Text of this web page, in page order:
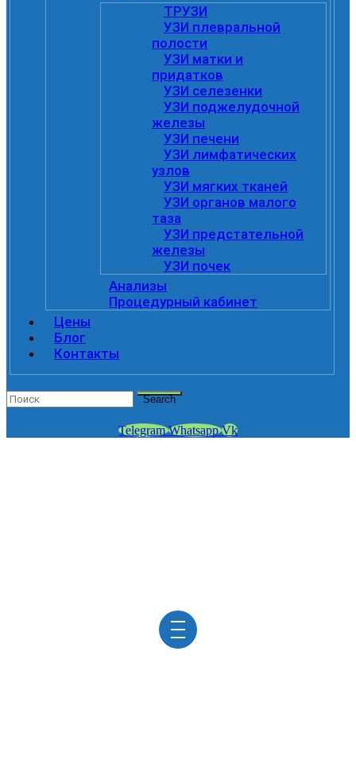
ТРУЗИ
УЗИ плевральной
полости
УЗИ матки и
придатков
УЗИ селезенки
УЗИ поджелудочной
железы
УЗИ печени
УЗИ лимфатических
узлов
УЗИ мягких тканей
УЗИ органов малого
таза
УЗИ предстательной
железы
УЗИ почек
Анализы
Процедурный кабинет
Цены
Блог
Контакты
Search
Telegram Whatsapp Vk